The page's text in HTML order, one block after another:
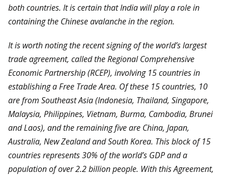
both countries. It is certain that India will play a role in
containing the Chinese avalanche in the region.
It is worth noting the recent signing of the world’s largest
trade agreement, called the Regional Comprehensive
Economic Partnership (RCEP), involving 15 countries in
establishing a Free Trade Area. Of these 15 countries, 10
are from Southeast Asia (Indonesia, Thailand, Singapore,
Malaysia, Philippines, Vietnam, Burma, Cambodia, Brunei
and Laos), and the remaining five are China, Japan,
Australia, New Zealand and South Korea. This block of 15
countries represents 30% of the world’s GDP and a
population of over 2.2 billion people. With this Agreement,